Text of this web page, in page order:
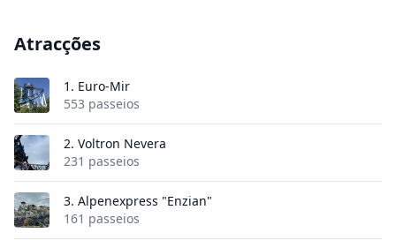
Atracções
1. Euro-Mir
553 passeios
2. Voltron Nevera
231 passeios
3. Alpenexpress "Enzian"
161 passeios